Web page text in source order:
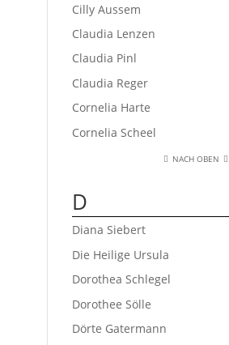
Cilly Aussem
Claudia Lenzen
Claudia Pinl
Claudia Reger
Cornelia Harte
Cornelia Scheel
NACH OBEN
D
Diana Siebert
Die Heilige Ursula
Dorothea Schlegel
Dorothee Sölle
Dörte Gatermann